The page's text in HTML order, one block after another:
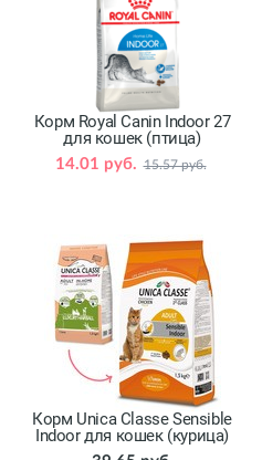
Корм Royal Canin Indoor 27
для кошек (птица)
14.01 руб. 15.57 руб.
Корм Unica Classe Sensible
Indoor для кошек (курица)